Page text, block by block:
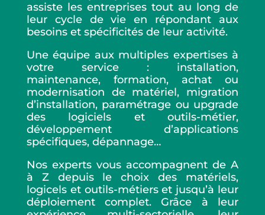
assiste les entreprises tout au long de
leur cycle de vie en répondant aux
besoins et spécificités de leur activité.
Une équipe aux multiples expertises à
votre service : installation,
maintenance, formation, achat ou
modernisation de matériel, migration
d’installation, paramétrage ou upgrade
des logiciels et outils-métier,
développement d’applications
spécifiques, dépannage…
Nos experts vous accompagnent de A
à Z depuis le choix des matériels,
logicels et outils-métiers et jusqu’à leur
déploiement complet. Grâce à leur